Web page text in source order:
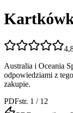
Australia i Oceania
odpowiedziami z
zakupie.
PDFstr. 1 / 12